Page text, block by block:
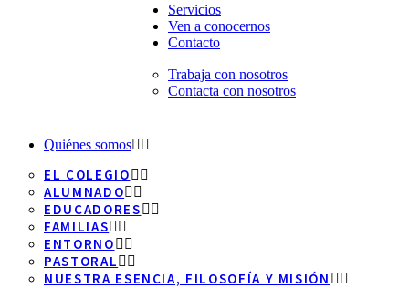
Servicios
Ven a conocernos
Contacto
Trabaja con nosotros
Contacta con nosotros
Quiénes somos
EL COLEGIO
ALUMNADO
EDUCADORES
FAMILIAS
ENTORNO
PASTORAL
NUESTRA ESENCIA, FILOSOFÍA Y MISIÓN